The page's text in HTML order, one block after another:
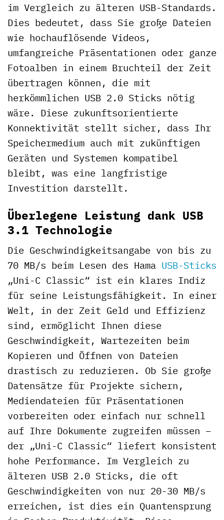
im Vergleich zu älteren USB-Standards.
Dies bedeutet, dass Sie große Dateien
wie hochauflösende Videos,
umfangreiche Präsentationen oder ganze
Fotoalben in einem Bruchteil der Zeit
übertragen können, die mit
herkömmlichen USB 2.0 Sticks nötig
wäre. Diese zukunftsorientierte
Konnektivität stellt sicher, dass Ihr
Speichermedium auch mit zukünftigen
Geräten und Systemen kompatibel
bleibt, was eine langfristige
Investition darstellt.
Überlegene Leistung dank USB
3.1 Technologie
Die Geschwindigkeitsangabe von bis zu
70 MB/s beim Lesen des Hama USB-Sticks
„Uni-C Classic“ ist ein klares Indiz
für seine Leistungsfähigkeit. In einer
Welt, in der Zeit Geld und Effizienz
sind, ermöglicht Ihnen diese
Geschwindigkeit, Wartezeiten beim
Kopieren und Öffnen von Dateien
drastisch zu reduzieren. Ob Sie große
Datensätze für Projekte sichern,
Mediendateien für Präsentationen
vorbereiten oder einfach nur schnell
auf Ihre Dokumente zugreifen müssen –
der „Uni-C Classic“ liefert konsistent
hohe Performance. Im Vergleich zu
älteren USB 2.0 Sticks, die oft
Geschwindigkeiten von nur 20-30 MB/s
erreichen, ist dies ein Quantensprung